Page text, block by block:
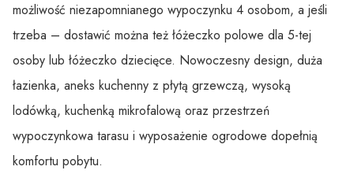
możliwość niezapomnianego wypoczynku 4 osobom, a jeśli
trzeba – dostawić można też łóżeczko polowe dla 5-tej
osoby lub łóżeczko dziecięce. Nowoczesny design, duża
łazienka, aneks kuchenny z płytą grzewczą, wysoką
lodówką, kuchenką mikrofalową oraz przestrzeń
wypoczynkowa tarasu i wyposażenie ogrodowe dopełnią
komfortu pobytu.